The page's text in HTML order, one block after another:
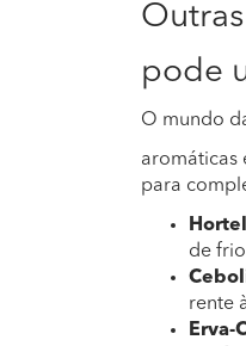
pode
O mundo
aromáticas
para
de
rente
Erva-